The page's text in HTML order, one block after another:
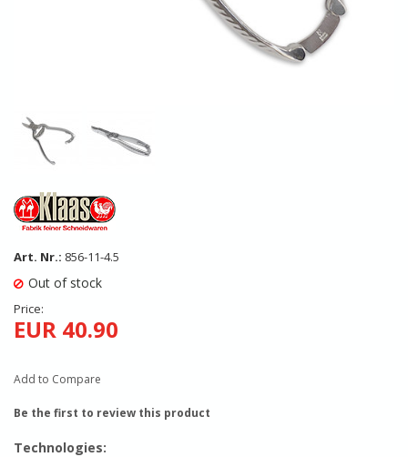
Art. Nr.: 856-11-4.5
Out of stock
Price:
EUR 40.90
Add to Compare
Be the first to review this product
Technologies: